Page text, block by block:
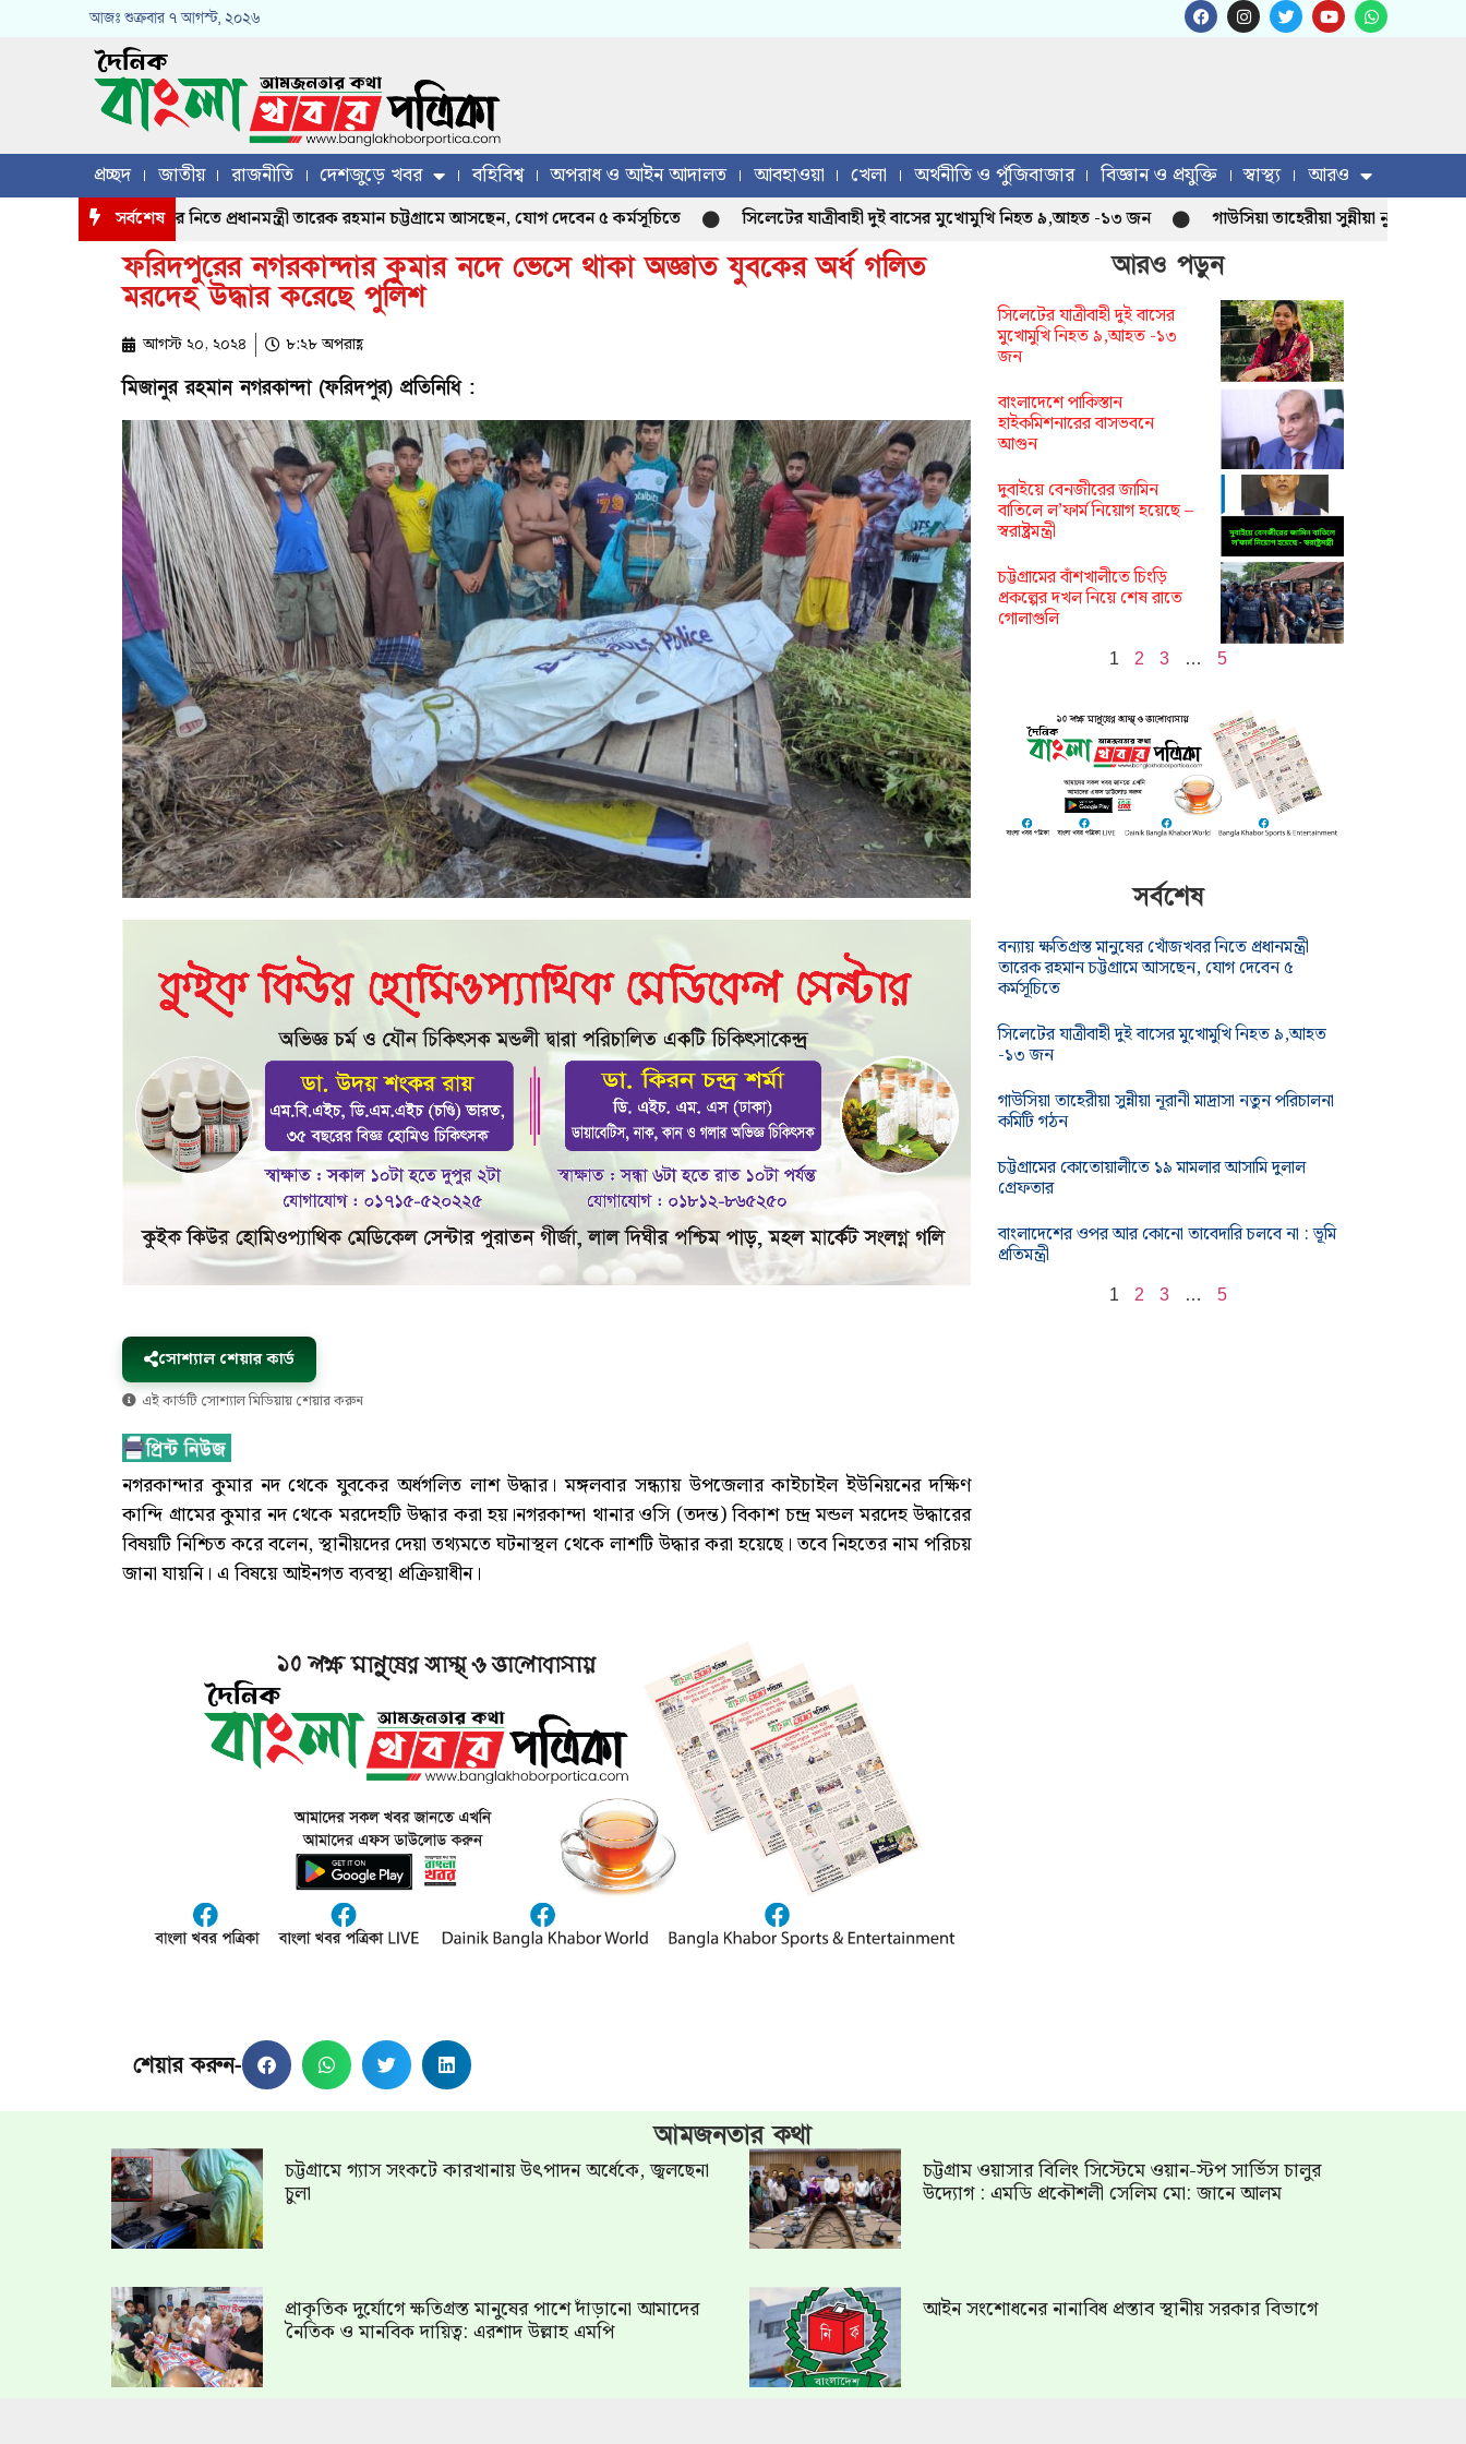
আজঃ শুক্রবার ৭ আগস্ট, ২০২৬
প্রচ্ছদ জাতীয় রাজনীতি দেশজুড়ে খবর বহিবিশ্ব অপরাধ ও আইন আদালত আবহাওয়া খেলা অর্থনীতি ও পুঁজিবাজার বিজ্ঞান ও প্রযুক্তি স্বাস্থ্য আরও
সর্বশেষ
মানুষের খোঁজখবর নিতে প্রধানমন্ত্রী তারেক রহমান চট্টগ্রামে আসছেন, যোগ দেবেন ৫ কর্মসূচিতে সিলেটের যাত্রীবাহী দুই বাসের মুখোমুখি নিহত ৯,আহত -১৩ জন গাউসিয়া তাহেরীয়া সুন্নীয়া নূরানী মাদ্রাসা
ফরিদপুরের নগরকান্দার কুমার নদে ভেসে থাকা অজ্ঞাত যুবকের অর্ধ গলিত
মরদেহ উদ্ধার করেছে পুলিশ
আগস্ট ২০, ২০২৪ ৮:২৮ অপরাহ্ণ
মিজানুর রহমান নগরকান্দা (ফরিদপুর) প্রতিনিধি :
সোশ্যাল শেয়ার কার্ড
এই কার্ডটি সোশ্যাল মিডিয়ায় শেয়ার করুন
নগরকান্দার কুমার নদ থেকে যুবকের অর্ধগলিত লাশ উদ্ধার। মঙ্গলবার সন্ধ্যায় উপজেলার কাইচাইল ইউনিয়নের দক্ষিণ
কান্দি গ্রামের কুমার নদ থেকে মরদেহটি উদ্ধার করা হয়।নগরকান্দা থানার ওসি (তদন্ত) বিকাশ চন্দ্র মন্ডল মরদেহ উদ্ধারের
বিষয়টি নিশ্চিত করে বলেন, স্থানীয়দের দেয়া তথ্যমতে ঘটনাস্থল থেকে লাশটি উদ্ধার করা হয়েছে। তবে নিহতের নাম পরিচয়
জানা যায়নি। এ বিষয়ে আইনগত ব্যবস্থা প্রক্রিয়াধীন।
শেয়ার করুন-
আরও পড়ুন
সিলেটের যাত্রীবাহী দুই বাসের
মুখোমুখি নিহত ৯,আহত -১৩
জন
বাংলাদেশে পাকিস্তান
হাইকমিশনারের বাসভবনে
আগুন
দুবাইয়ে বেনজীরের জামিন
বাতিলে ল’ফার্ম নিয়োগ হয়েছে –
স্বরাষ্ট্রমন্ত্রী
চট্টগ্রামের বাঁশখালীতে চিংড়ি
প্রকল্পের দখল নিয়ে শেষ রাতে
গোলাগুলি
1 2 3 … 5
সর্বশেষ
বন্যায় ক্ষতিগ্রস্ত মানুষের খোঁজখবর নিতে প্রধানমন্ত্রী
তারেক রহমান চট্টগ্রামে আসছেন, যোগ দেবেন ৫
কর্মসূচিতে
সিলেটের যাত্রীবাহী দুই বাসের মুখোমুখি নিহত ৯,আহত
-১৩ জন
গাউসিয়া তাহেরীয়া সুন্নীয়া নূরানী মাদ্রাসা নতুন পরিচালনা
কমিটি গঠন
চট্টগ্রামের কোতোয়ালীতে ১৯ মামলার আসামি দুলাল
গ্রেফতার
বাংলাদেশের ওপর আর কোনো তাবেদারি চলবে না : ভূমি
প্রতিমন্ত্রী
1 2 3 … 5
আমজনতার কথা
চট্টগ্রামে গ্যাস সংকটে কারখানায় উৎপাদন অর্ধেকে, জ্বলছেনা
চুলা
চট্টগ্রাম ওয়াসার বিলিং সিস্টেমে ওয়ান-স্টপ সার্ভিস চালুর
উদ্যোগ : এমডি প্রকৌশলী সেলিম মো: জানে আলম
প্রাকৃতিক দুর্যোগে ক্ষতিগ্রস্ত মানুষের পাশে দাঁড়ানো আমাদের
নৈতিক ও মানবিক দায়িত্ব: এরশাদ উল্লাহ এমপি
আইন সংশোধনের নানাবিধ প্রস্তাব স্থানীয় সরকার বিভাগে